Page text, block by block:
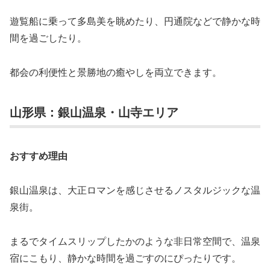
遊覧船に乗って多島美を眺めたり、円通院などで静かな時
間を過ごしたり。
都会の利便性と景勝地の癒やしを両立できます。
山形県：銀山温泉・山寺エリア
おすすめ理由
銀山温泉は、大正ロマンを感じさせるノスタルジックな温
泉街。
まるでタイムスリップしたかのような非日常空間で、温泉
宿にこもり、静かな時間を過ごすのにぴったりです。